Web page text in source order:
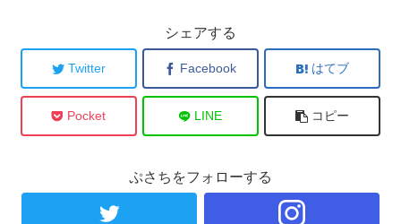
シェアする
Twitter Facebook はてブ
Pocket LINE コピー
ぷさちをフォローする